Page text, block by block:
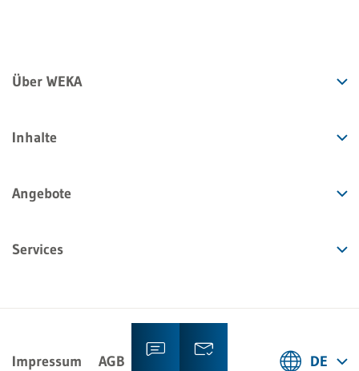
Über WEKA
Inhalte
Angebote
Services
Impressum AGB Datenschutz DE